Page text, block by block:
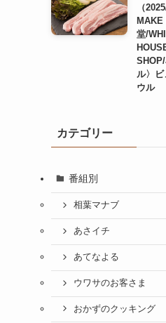
（
MAKE
堂/
ル〉
ウル
カテゴリー
番組別
相葉マナブ
あさイチ
あてなよる
ウワサのお客さま
おかずのクッキング